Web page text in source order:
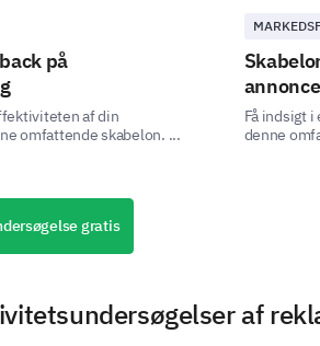
var du med vores produkt/service
bekendt)
på
af din
omfattende skabelon. ...
Få indsigt
denne
gratis
af